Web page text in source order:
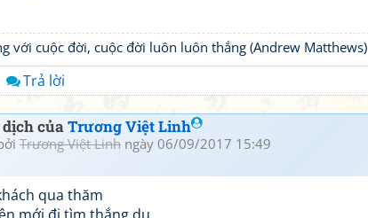
với cuộc đời, cuộc đời luôn luôn thắng (Andrew Matthews)
Trả lời
củaTrương Việt Linh
Trương Việt Linh ngày 06/09/2017 15:49
qua thăm